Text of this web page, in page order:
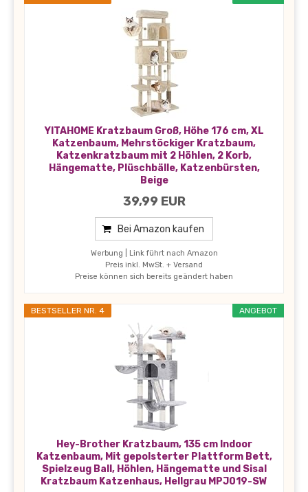
YITAHOME Kratzbaum Groß, Höhe 176 cm, XL
Katzenbaum, Mehrstöckiger Kratzbaum,
Katzenkratzbaum mit 2 Höhlen, 2 Korb,
Hängematte, Plüschbälle, Katzenbürsten,
Beige
39,99 EUR
Bei Amazon kaufen
Werbung | Link führt nach Amazon
Preis inkl. MwSt. + Versand
Preise können sich bereits geändert haben
ANGEBOT
BESTSELLER NR. 4
Hey-Brother Kratzbaum, 135 cm Indoor
Katzenbaum, Mit gepolsterter Plattform Bett,
Spielzeug Ball, Höhlen, Hängematte und Sisal
Kratzbaum Katzenhaus, Hellgrau MPJ019-SW